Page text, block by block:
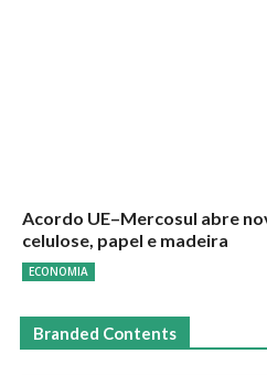
Acordo UE–Mercosul abre
celulose, papel e madeira
ECONOMIA
Branded Contents